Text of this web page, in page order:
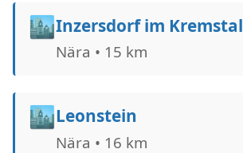
🏙️Inzersdorf im Kremstal
Nära • 15 km
🏙️Leonstein
Nära • 16 km